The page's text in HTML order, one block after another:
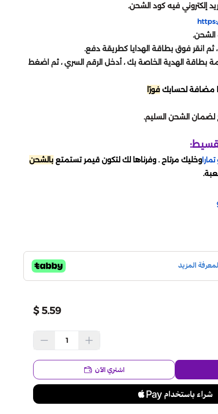
إلكتروني فيه كود الشحن.
الشحن.
بطاقة الهدية الخاصة بك ، أدخل الرقم السري ، ثم اضغط
مضافة لحسابك فورًا
وخليك مرتاح . وفرناها لك لتكون قيمر تستمتع بالشحن
5.59 $
اشتري الآن